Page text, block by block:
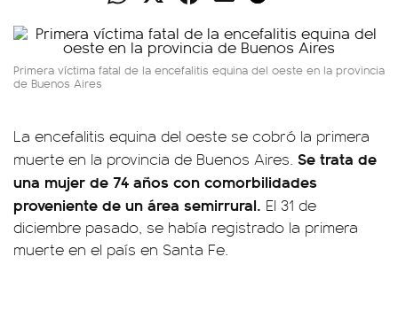
Primera víctima fatal de la encefalitis equina del oeste en la provincia
de Buenos Aires
La encefalitis equina del oeste se cobró la primera
muerte en la provincia de Buenos Aires. Se trata de
una mujer de 74 años con comorbilidades
proveniente de un área semirrural. El 31 de
diciembre pasado, se había registrado la primera
muerte en el país en Santa Fe.